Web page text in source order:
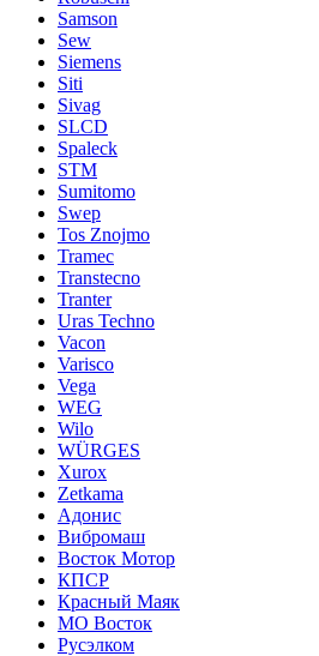
Samson
Sew
Siemens
Siti
Sivag
SLCD
Spaleck
STM
Sumitomo
Swep
Tos Znojmo
Tramec
Transtecno
Tranter
Uras Techno
Vacon
Varisco
Vega
WEG
Wilo
WÜRGES
Xurox
Zetkama
Адонис
Вибромаш
Восток Мотор
КПСР
Красный Маяк
МО Восток
Русэлком